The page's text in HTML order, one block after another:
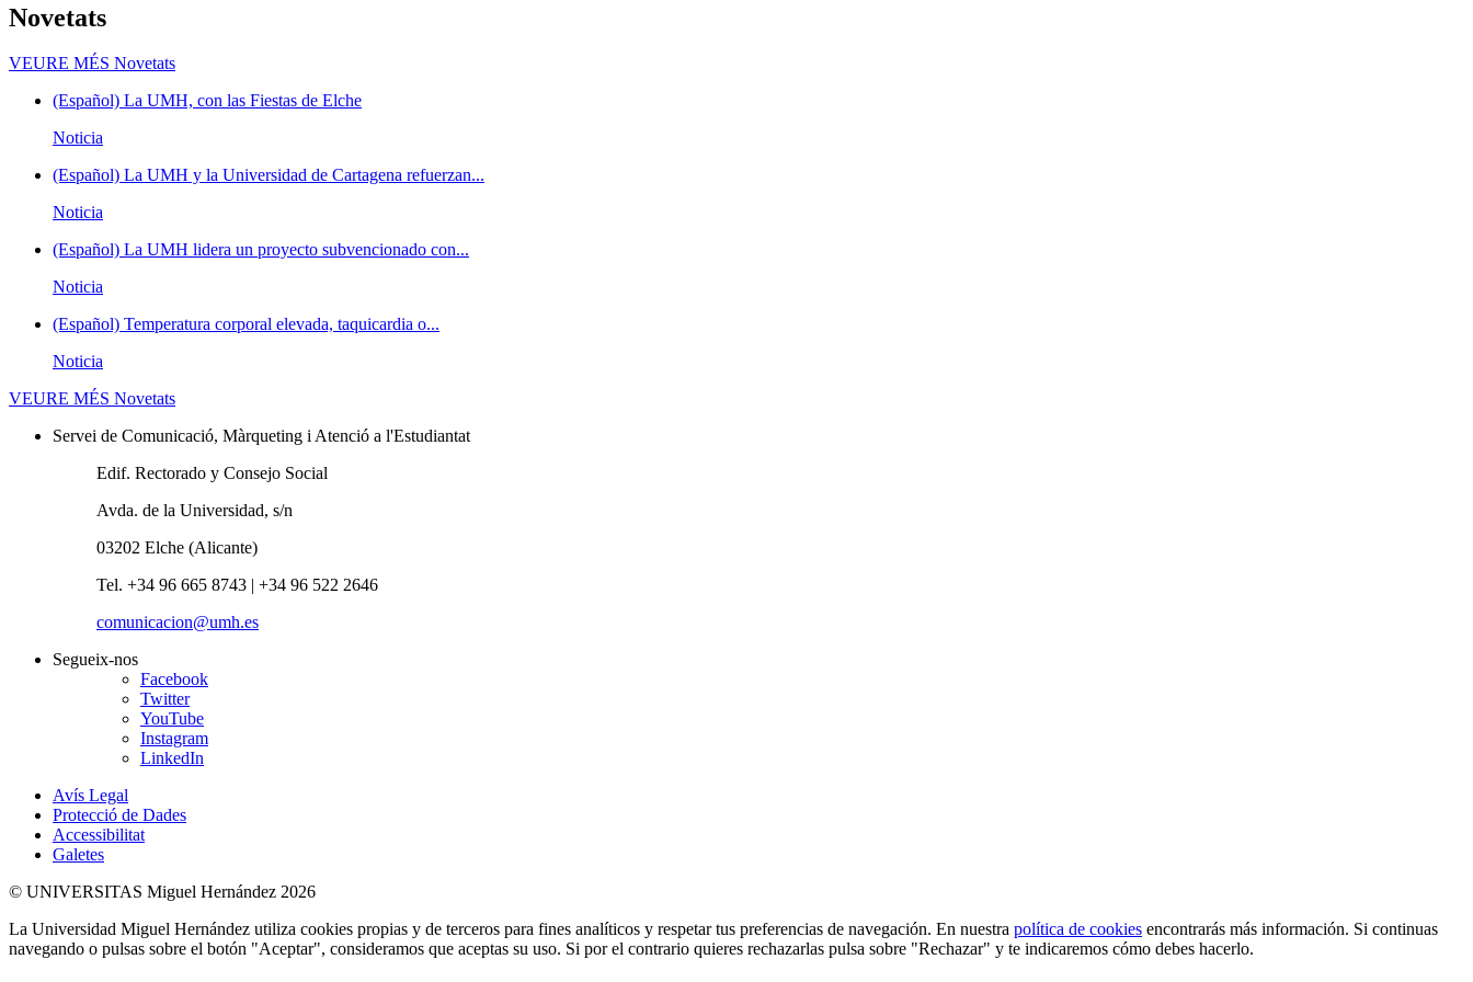
Novetats
VEURE MÉS Novetats
(Español) La UMH, con las Fiestas de Elche
Noticia
(Español) La UMH y la Universidad de Cartagena refuerzan...
Noticia
(Español) La UMH lidera un proyecto subvencionado con...
Noticia
(Español) Temperatura corporal elevada, taquicardia o...
Noticia
VEURE MÉS Novetats
Servei de Comunicació, Màrqueting i Atenció a l'Estudiantat
Edif. Rectorado y Consejo Social
Avda. de la Universidad, s/n
03202 Elche (Alicante)
Tel. +34 96 665 8743 | +34 96 522 2646
comunicacion@umh.es
Segueix-nos
Facebook
Twitter
YouTube
Instagram
LinkedIn
Avís Legal
Protecció de Dades
Accessibilitat
Galetes
© UNIVERSITAS Miguel Hernández 2026
La Universidad Miguel Hernández utiliza cookies propias y de terceros para fines analíticos y respetar tus preferencias de navegación. En nuestra política de cookies encontrarás más información. Si continuas
navegando o pulsas sobre el botón "Aceptar", consideramos que aceptas su uso. Si por el contrario quieres rechazarlas pulsa sobre "Rechazar" y te indicaremos cómo debes hacerlo.